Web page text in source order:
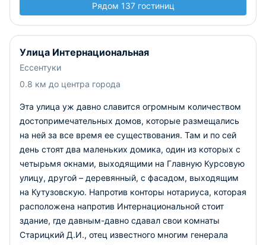
Рядом 137 гостиниц
Улица Интернациональная
Ессентуки
0.8 км до центра города
Эта улица уж давно славится огромным количеством
достопримечательных домов, которые размещались
на ней за все время ее существования. Там и по сей
день стоят два маленьких домика, один из которых с
четырьмя окнами, выходящими на Главную Курсовую
улицу, другой – деревянный, с фасадом, выходящим
на Кутузовскую. Напротив конторы нотариуса, которая
расположена напротив Интернациональной стоит
здание, где давным-давно сдавал свои комнаты
Старицкий Д.И., отец известного многим генерала